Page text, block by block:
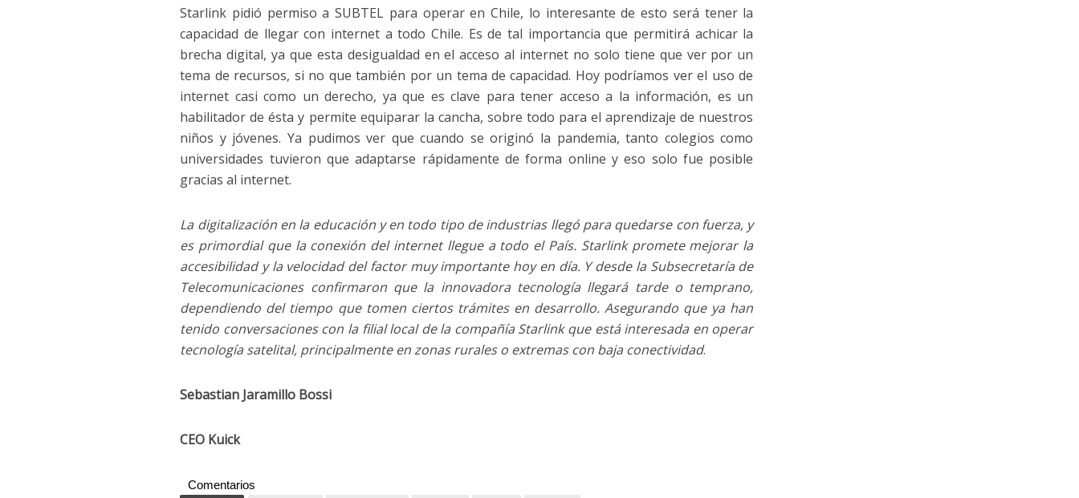
Starlink pidió permiso a SUBTEL para operar en Chile, lo interesante de esto será tener la
capacidad de llegar con internet a todo Chile. Es de tal importancia que permitirá achicar la
brecha digital, ya que esta desigualdad en el acceso al internet no solo tiene que ver por un
tema de recursos, si no que también por un tema de capacidad. Hoy podríamos ver el uso de
internet casi como un derecho, ya que es clave para tener acceso a la información, es un
habilitador de ésta y permite equiparar la cancha, sobre todo para el aprendizaje de nuestros
niños y jóvenes. Ya pudimos ver que cuando se originó la pandemia, tanto colegios como
universidades tuvieron que adaptarse rápidamente de forma online y eso solo fue posible
gracias al internet.
La digitalización en la educación y en todo tipo de industrias llegó para quedarse con fuerza, y
es primordial que la conexión del internet llegue a todo el País. Starlink promete mejorar la
accesibilidad y la velocidad del factor muy importante hoy en día. Y desde la Subsecretaría de
Telecomunicaciones confirmaron que la innovadora tecnología llegará tarde o temprano,
dependiendo del tiempo que tomen ciertos trámites en desarrollo. Asegurando que ya han
tenido conversaciones con la filial local de la compañía Starlink que está interesada en operar
tecnología satelital, principalmente en zonas rurales o extremas con baja conectividad.
Sebastian Jaramillo Bossi
CEO Kuick
Comentarios